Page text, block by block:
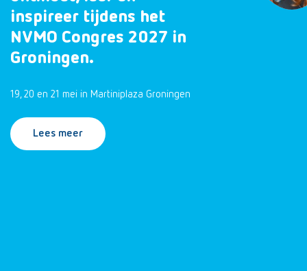
inspireer tijdens het
NVMO Congres 2027 in
Groningen.
19, 20 en 21 mei in Martiniplaza Groningen
Lees meer